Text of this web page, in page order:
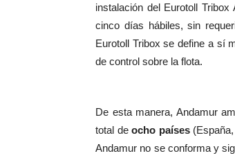
instalación del Eurotoll
cinco días hábiles, sin
Eurotoll Tribox se define a sí
de control sobre la flota.
De esta manera, Andamur
total deocho países(España,
Andamur no se conforma y